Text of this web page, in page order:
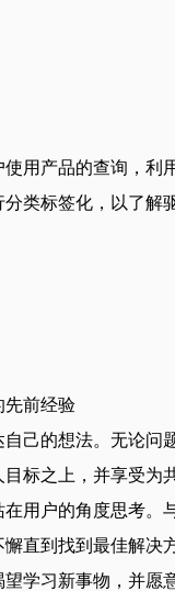
用产品的查询，
类标签化，以了
先前经验
己的想法。无论问
标之上，并享受为
用户的角度思考。
直到找到最佳解决
学习新事物，并愿